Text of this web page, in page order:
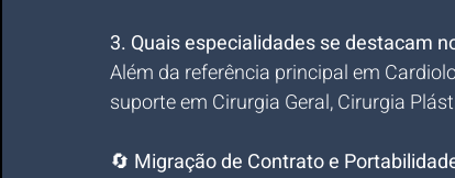
3. Quais especialidades se destacam
Além da referência principal em
suporte em Cirurgia Geral, Cirurgia
🔄 Migração de Contrato e